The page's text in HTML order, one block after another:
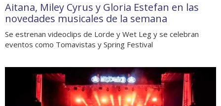
Aitana, Miley Cyrus y Gloria Estefan en las
novedades musicales de la semana
Se estrenan videoclips de Lorde y Wet Leg y se celebran
eventos como Tomavistas y Spring Festival